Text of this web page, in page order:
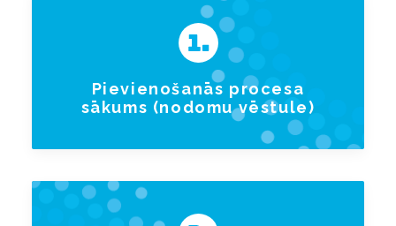
Pievienošanās procesa
sākums (nodomu vēstule)